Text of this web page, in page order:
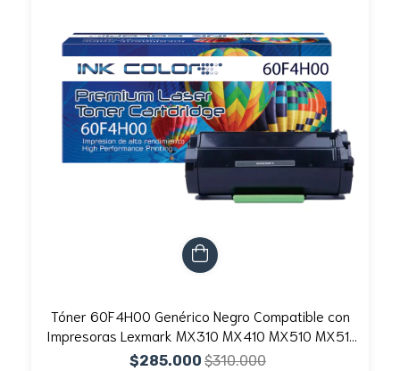
Tóner 60F4H00 Genérico Negro Compatible con
Impresoras Lexmark MX310 MX410 MX510 MX511
MX610 MX611
$285.000 $310.000